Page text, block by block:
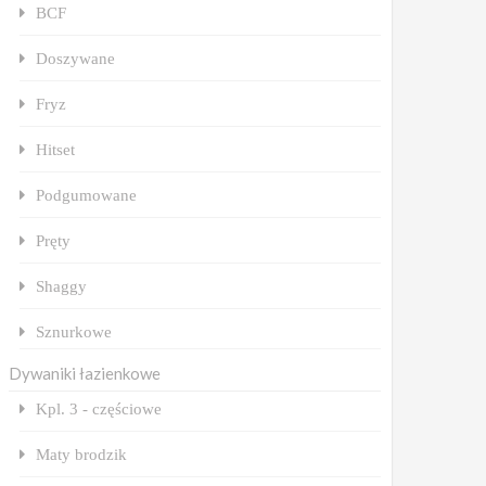
BCF
Doszywane
Fryz
Hitset
Podgumowane
Pręty
Shaggy
Sznurkowe
Dywaniki łazienkowe
Kpl. 3 - częściowe
Maty brodzik